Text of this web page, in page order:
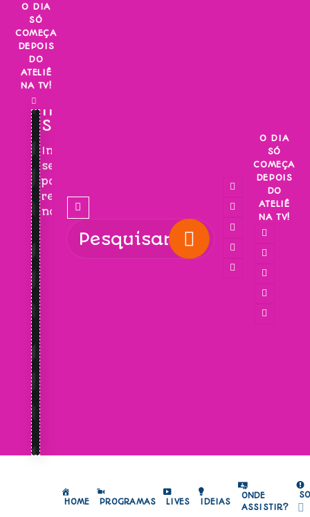
Skip
content
O DIA
SÓ
COMEÇA
DEPOIS
DO
ATELIÊ
NA TV!
INSCREVA-
SE!
Inscreva-
se
para
receber
novidades!
O DIA
SÓ
COMEÇA
DEPOIS
DO
ATELIÊ
NA TV!
HOME PROGRAMAS LIVES IDEIAS
ONDE
ASSISTIR?